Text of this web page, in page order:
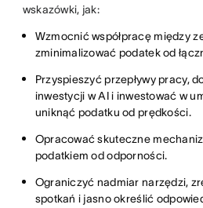
wskazówki, jak:
Wzmocnić współpracę między
zminimalizować podatek od
Przyspieszyć przepływy pracy,
inwestycji w AI i inwestować w
uniknąć podatku od prędkości.
Opracować skuteczne
podatkiem od odporności.
Ograniczyć nadmiar narzędzi,
spotkań i jasno określić